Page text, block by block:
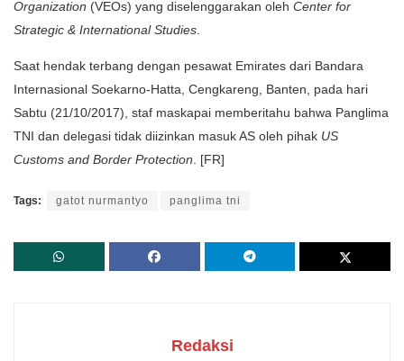
Organization (VEOs) yang diselenggarakan oleh Center for
Strategic & International Studies
Saat hendak terbang dengan pesawat Emirates dari Bandara
Internasional Soekarno-Hatta, Cengkareng, Banten, pada hari
Sabtu (21/10/2017), staf maskapai memberitahu bahwa Panglima
TNI dan delegasi tidak diizinkan masuk AS oleh pihak US
Customs and Border Protection . [FR]
Tags: gatot nurmantyo panglima tni
Redaksi